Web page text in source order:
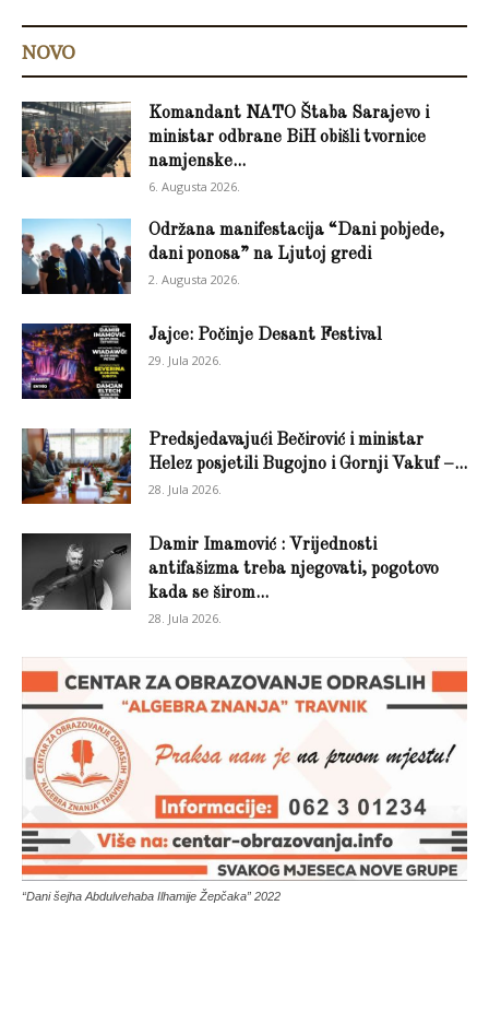
NOVO
Komandant NATO Štaba Sarajevo i
ministar odbrane BiH obišli tvornice
namjenske...
6. Augusta 2026.
Održana manifestacija “Dani pobjede,
dani ponosa” na Ljutoj gredi
2. Augusta 2026.
Jajce: Počinje Desant Festival
29. Jula 2026.
Predsjedavajući Bečirović i ministar
Helez posjetili Bugojno i Gornji Vakuf –...
28. Jula 2026.
Damir Imamović : Vrijednosti
antifašizma treba njegovati, pogotovo
kada se širom...
28. Jula 2026.
“Dani šejha Abdulvehaba Ilhamije Žepčaka” 2022